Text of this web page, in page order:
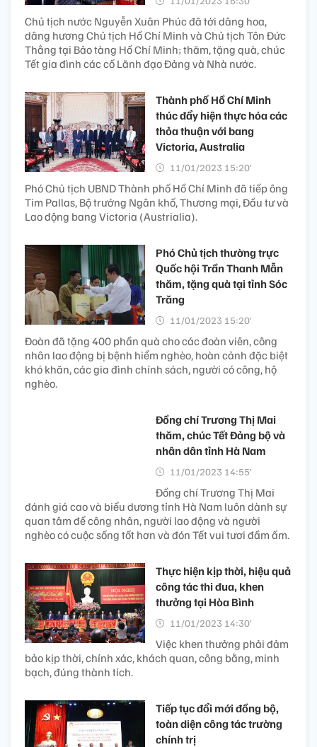
Chủ tịch nước Nguyễn Xuân Phúc đã tới dâng hoa,
dâng hương Chủ tịch Hồ Chí Minh và Chủ tịch Tôn Đức
Thắng tại Bảo tàng Hồ Chí Minh; thăm, tặng quà, chúc
Tết gia đình các cố Lãnh đạo Đảng và Nhà nước.
Thành phố Hồ Chí Minh
thúc đẩy hiện thực hóa các
thỏa thuận với bang
Victoria, Australia
11/01/2023 15:20’
Phó Chủ tịch UBND Thành phố Hồ Chí Minh đã tiếp ông
Tim Pallas, Bộ trưởng Ngân khố, Thương mại, Đầu tư và
Lao động bang Victoria (Austrialia).
Phó Chủ tịch thường trực
Quốc hội Trần Thanh Mẫn
thăm, tặng quà tại tỉnh Sóc
Trăng
11/01/2023 15:20’
Đoàn đã tặng 400 phần quà cho các đoàn viên, công
nhân lao động bị bệnh hiểm nghèo, hoàn cảnh đặc biệt
khó khăn, các gia đình chính sách, người có công, hộ
nghèo.
Đồng chí Trương Thị Mai
thăm, chúc Tết Đảng bộ và
nhân dân tỉnh Hà Nam
11/01/2023 14:55’
Đồng chí Trương Thị Mai
đánh giá cao và biểu dương tỉnh Hà Nam luôn dành sự
quan tâm để công nhân, người lao động và người
nghèo có cuộc sống tốt hơn và đón Tết vui tươi đầm ấm.
Thực hiện kịp thời, hiệu quả
công tác thi đua, khen
thưởng tại Hòa Bình
11/01/2023 14:30’
Việc khen thưởng phải đảm
bảo kịp thời, chính xác, khách quan, công bằng, minh
bạch, đúng thành tích.
Tiếp tục đổi mới đồng bộ,
toàn diện công tác trường
chính trị